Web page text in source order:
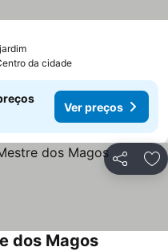
da cidade
Ver preços
Partilhar
dos Magos